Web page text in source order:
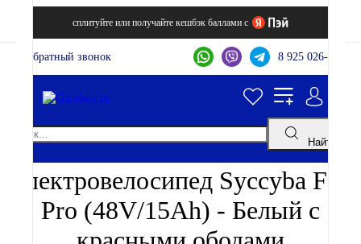
сплитуйте или получайте кешбэк баллами с
Обратный звонок 8 925 026-44-22
Найти
Электровелосипед Syccyba F11
Pro (48V/15Ah) - Белый с